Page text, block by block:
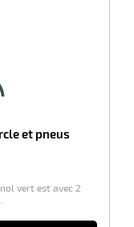
et pneus
vert est avec 2